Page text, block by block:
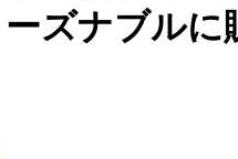
ズナブル